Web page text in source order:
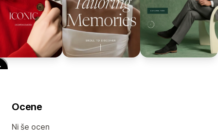
Ocene
Ni še ocen